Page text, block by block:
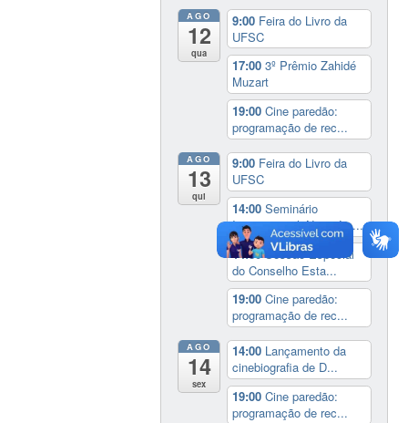
AGO
12
qua
9:00 Feira do Livro da
UFSC
17:003º Prêmio Zahidé
Muzart
19:00Cine paredão:
programação de rec...
AGO
13
qui
9:00 Feira do Livro da
UFSC
14:00Seminário
Internacional ‘Ninguém...
14:30 Sessão Especial
do Conselho Esta...
19:00Cine paredão:
programação de rec...
AGO
14
sex
14:00 Lançamento da
cinebiografia de D...
19:00Cine paredão:
programação de rec...